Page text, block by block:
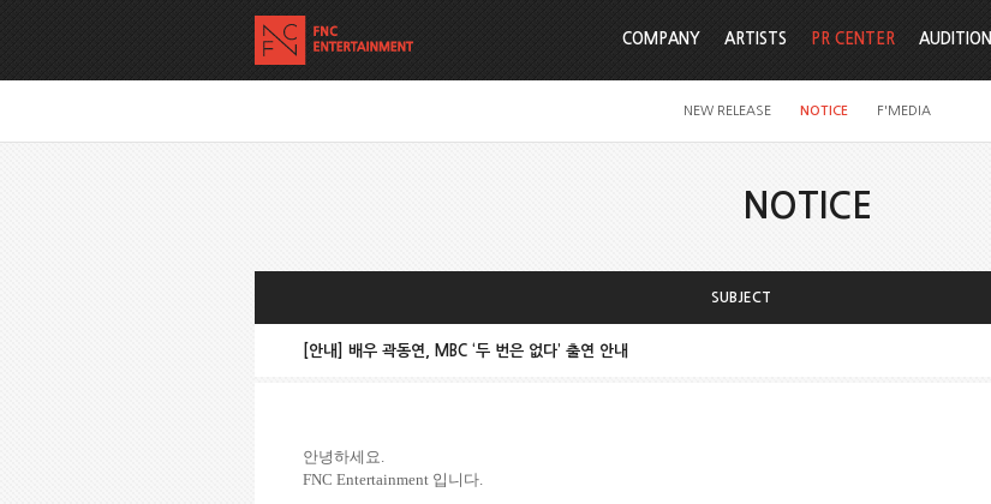
COMPANY ARTISTS PR CENTER
NEW RELEASE NOTICE F'MEDIA
AUDITION
NOTICE
SUBJECT
[안내] 배우 곽동연, MBC ‘두 번은 없다’ 출연 안내
안녕하세요.
FNC Entertainment 입니다.